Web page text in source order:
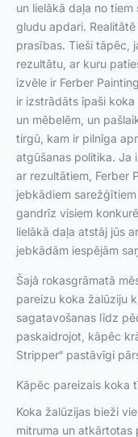
un lielākā daļa no
gludu apdari.
prasības. Tieši tāpēc,
rezultātu, ar kuru
izvēle ir Ferber
ir izstrādāts īpaši
un mēbelēm, un
tirgū, kam ir pilnīga
atgūšanas politika. Ja
ar rezultātiem, Ferber
jebkādiem
gandrīz visiem
lielākā daļa atstāj jūs
jebkādām iespējām
Šajā rokasgrāmatā
pareizu koka žalūziju
sagatavošanas līdz
paskaidrojot, kāpēc
Stripper“ pastāvīgi
Kāpēc pareizais koka
Koka žalūzijas bieži
mitruma un atkārtotas